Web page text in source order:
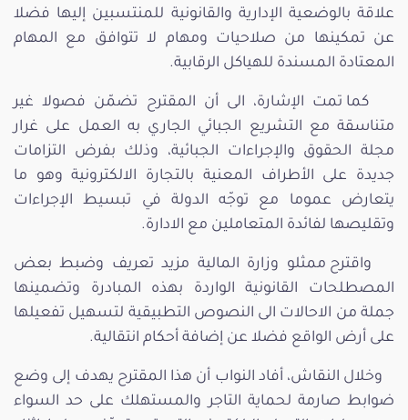
علاقة بالوضعية الإدارية والقانونية للمنتسبين إليها فضلا
عن تمكينها من صلاحيات ومهام لا تتوافق مع المهام
المعتادة المسندة للهياكل الرقابية.
كما تمت الإشارة، الى أن المقترح تضمّن فصولا غير
متناسقة مع التشريع الجبائي الجاري به العمل على غرار
مجلة الحقوق والإجراءات الجبائية، وذلك بفرض التزامات
جديدة على الأطراف المعنية بالتجارة الالكترونية وهو ما
يتعارض عموما مع توجّه الدولة في تبسيط الإجراءات
وتقليصها لفائدة المتعاملين مع الادارة.
واقترح ممثلو وزارة المالية مزيد تعريف وضبط بعض
المصطلحات القانونية الواردة بهذه المبادرة وتضمينها
جملة من الاحالات الى النصوص التطبيقية لتسهيل تفعيلها
على أرض الواقع فضلا عن إضافة أحكام انتقالية.
وخلال النقاش، أفاد النواب أن هذا المقترح يهدف إلى وضع
ضوابط صارمة لحماية التاجر والمستهلك على حد السواء